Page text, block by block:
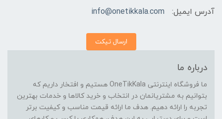
آدرس ایمیل:
info@onetikkala.com
ارسال تیکت
درباره ما
ما فروشگاه اینترنتی OneTikKala هستیم و افتخار داریم که
بتوانیم به مشتریانمان در انتخاب و خرید کالاها و خدمات بهترین
تجربه را ارائه دهیم. هدف ما ارائه قیمت مناسب و کیفیت برتر